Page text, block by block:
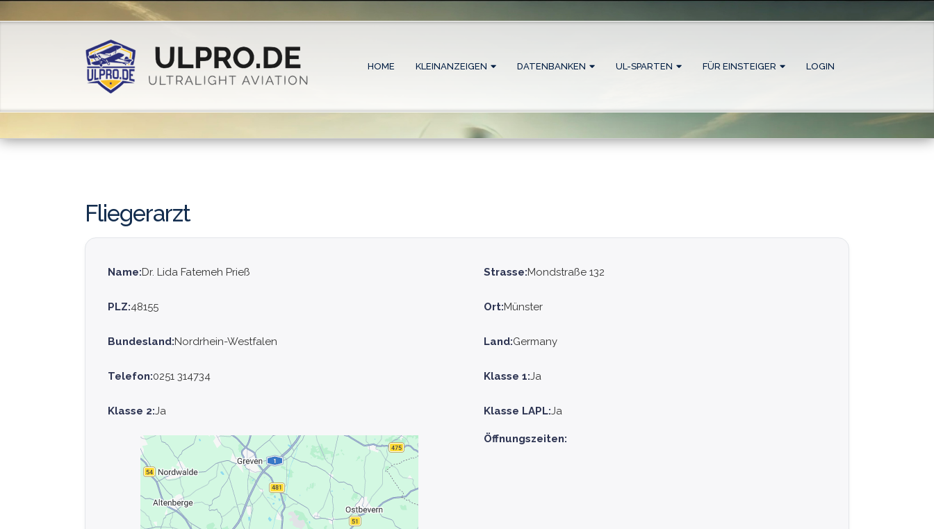
HOME KLEINANZEIGEN DATENBANKEN UL-SPARTEN FÜR EINSTEIGER LOGIN
Fliegerarzt
Name:Dr. Lida Fatemeh Prieß Strasse:Mondstraße 132
PLZ:48155 Ort:Münster
Bundesland:Nordrhein-Westfalen Land:Germany
Telefon:0251 314734 Klasse 1:Ja
Klasse 2:Ja Klasse LAPL:Ja
Öffnungszeiten: